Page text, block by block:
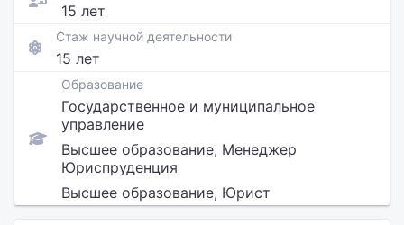
15 лет
Стаж научной деятельности
15 лет
Образование
Государственное и муниципальное
управление
Высшее образование, Менеджер
Юриспруденция
Высшее образование, Юрист